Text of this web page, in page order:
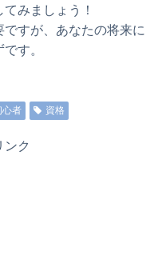
みましょう！
すが、あなたの将来に
す。
心者 資格
ンク